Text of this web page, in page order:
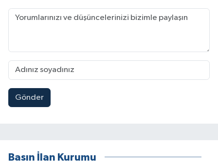
Gönder
Basın İlan Kurumu